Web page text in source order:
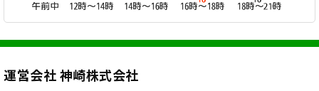
運営会社 神崎株式会社